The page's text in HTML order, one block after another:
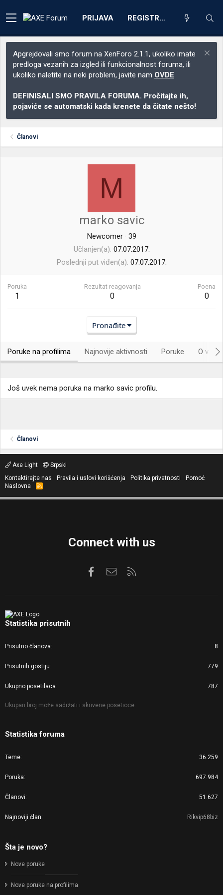
PRIJAVA REGISTRACIJA
Apgrejdovali smo forum na XenForo 2.1.1, ukoliko imate
predloga vezanih za izgled ili funkcionalnost foruma, ili
ukoliko naletite na neki problem, javite nam OVDE
DEFINISALI SMO PRAVILA FORUMA. Pročitajte ih,
pojaviće se automatski kada krenete da čitate nešto!
Članovi
M
marko savic
Newcomer · 39
Učlanjen(a) 07.07.2017.
Poslednji put viđen(a) 07.07.2017.
Poruka
1
Rezultat reagovanja
0
Poena
0
Pronađite
Poruke na profilima Najnovije aktivnosti Poruke O
Još uvek nema poruka na marko savic profilu.
Članovi
Axe Light
Srpski
Kontaktirajte nas
Pravila i uslovi korišćenja Politika privatnosti
Pomoć
Naslovna
R
S
Connect with us
FacebookKontaktirajte nas
Statistika prisutnih
Prisutno članova 8
Prisutnih gostiju 779
Ukupno posetilaca 787
Ukupan broj može sadržati i skrivene posetioce.
Statistika foruma
Teme 36.259
Poruka 697.984
Članovi 51.627
Najnoviji član Rikvip68biz
Šta je novo?
Nove poruke
Nove poruke na profilima